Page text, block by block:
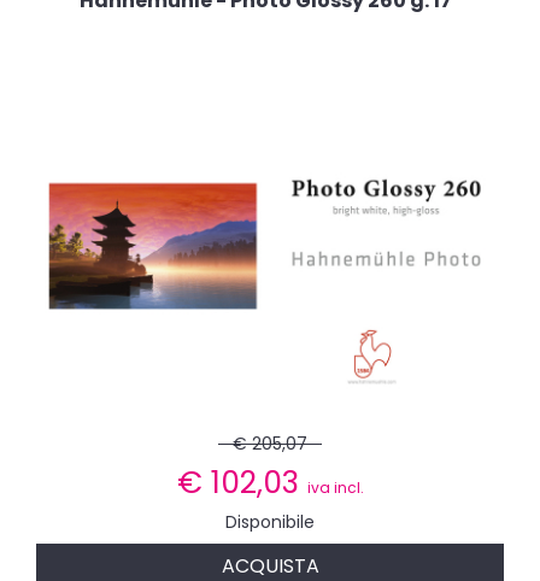
€ 205,07
€ 102,03 iva incl.
Disponibile
ACQUISTA